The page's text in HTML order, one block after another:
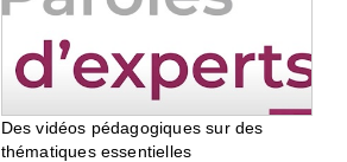
Des vidéos pédagogiques sur des
thématiques essentielles